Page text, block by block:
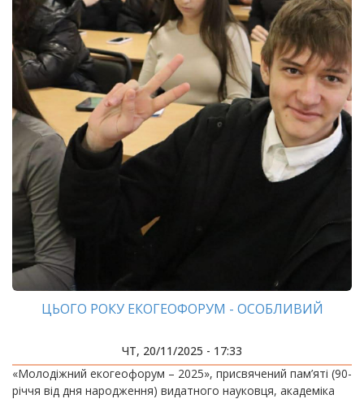
ЦЬОГО РОКУ ЕКОГЕОФОРУМ - ОСОБЛИВИЙ
ЧТ, 20/11/2025 - 17:33
«Молодіжний екогеофорум – 2025», присвячений пам’яті (90-
річчя від дня народження) видатного науковця, академіка